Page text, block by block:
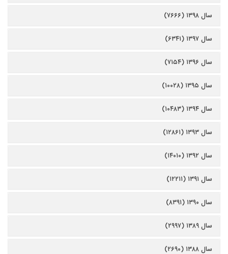
سال ۱۳۹۸ (۷۶۶۶)
سال ۱۳۹۷ (۶۳۴۱)
سال ۱۳۹۶ (۷۱۵۴)
سال ۱۳۹۵ (۱۰۰۲۸)
سال ۱۳۹۴ (۱۰۴۸۳)
سال ۱۳۹۳ (۱۲۸۶۱)
سال ۱۳۹۲ (۱۴۰۱۰)
سال ۱۳۹۱ (۱۲۲۱۱)
سال ۱۳۹۰ (۸۳۹۱)
سال ۱۳۸۹ (۲۹۹۷)
سال ۱۳۸۸ (۲۶۹۰)